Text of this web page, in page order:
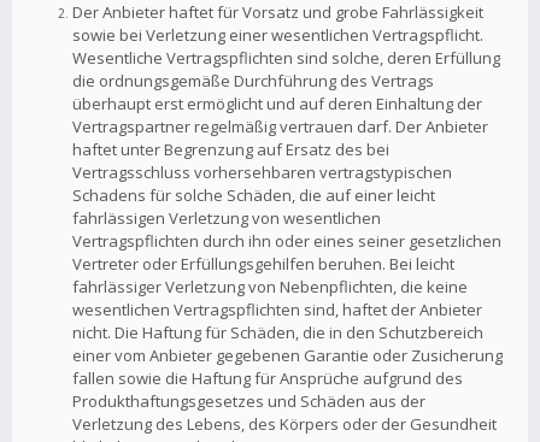
Der Anbieter haftet für Vorsatz und grobe Fahrlässigkeit
sowie bei Verletzung einer wesentlichen Vertragspflicht.
Wesentliche Vertragspflichten sind solche, deren Erfüllung
die ordnungsgemäße Durchführung des Vertrags
überhaupt erst ermöglicht und auf deren Einhaltung der
Vertragspartner regelmäßig vertrauen darf. Der Anbieter
haftet unter Begrenzung auf Ersatz des bei
Vertragsschluss vorhersehbaren vertragstypischen
Schadens für solche Schäden, die auf einer leicht
fahrlässigen Verletzung von wesentlichen
Vertragspflichten durch ihn oder eines seiner gesetzlichen
Vertreter oder Erfüllungsgehilfen beruhen. Bei leicht
fahrlässiger Verletzung von Nebenpflichten, die keine
wesentlichen Vertragspflichten sind, haftet der Anbieter
nicht. Die Haftung für Schäden, die in den Schutzbereich
einer vom Anbieter gegebenen Garantie oder Zusicherung
fallen sowie die Haftung für Ansprüche aufgrund des
Produkthaftungsgesetzes und Schäden aus der
Verletzung des Lebens, des Körpers oder der Gesundheit